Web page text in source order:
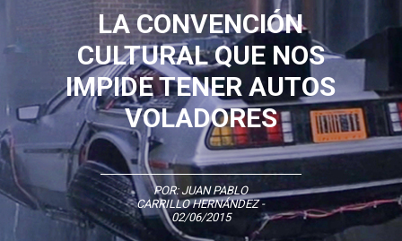
LA CONVENCIÓN
CULTURAL QUE NOS
IMPIDE TENER AUTOS
VOLADORES
POR:JUAN PABLO
CARRILLO HERNÁNDEZ-
02/06/2015